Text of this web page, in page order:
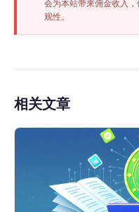
会为本站带来佣金收入
观性。
相关文章